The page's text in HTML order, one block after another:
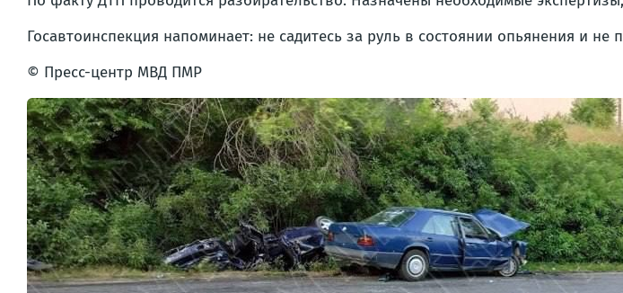
Госавтоинспекция напоминает: не садитесь за руль в состоянии опьянения и
© Пресс-центр МВД ПМР